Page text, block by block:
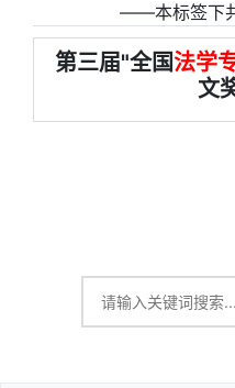
――本标签下
第三届"全国法学
文